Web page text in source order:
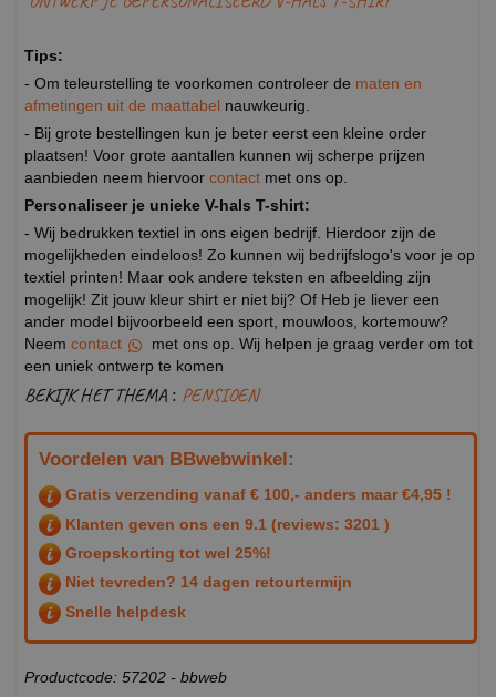
Tips:
- Om teleurstelling te voorkomen controleer de maten en
afmetingen uit de maattabel nauwkeurig.
- Bij grote bestellingen kun je beter eerst een kleine order
plaatsen! Voor grote aantallen kunnen wij scherpe prijzen
aanbieden neem hiervoor contact met ons op.
Personaliseer je unieke V-hals T-shirt:
- Wij bedrukken textiel in ons eigen bedrijf. Hierdoor zijn de
mogelijkheden eindeloos! Zo kunnen wij bedrijfslogo's voor je op
textiel printen! Maar ook andere teksten en afbeelding zijn
mogelijk! Zit jouw kleur shirt er niet bij? Of Heb je liever een
ander model bijvoorbeeld een sport, mouwloos, kortemouw?
Neem contact
met ons op. Wij helpen je graag verder om tot
een uniek ontwerp te komen
BEKIJK HET THEMA : PENSIOEN
Voordelen van BBwebwinkel:
Gratis verzending vanaf € 100,- anders maar €4,95 !
Klanten geven ons een 9.1 (reviews: 3201 )
Groepskorting tot wel 25%!
Niet tevreden? 14 dagen retourtermijn
Snelle helpdesk
Productcode: 57202 - bbweb